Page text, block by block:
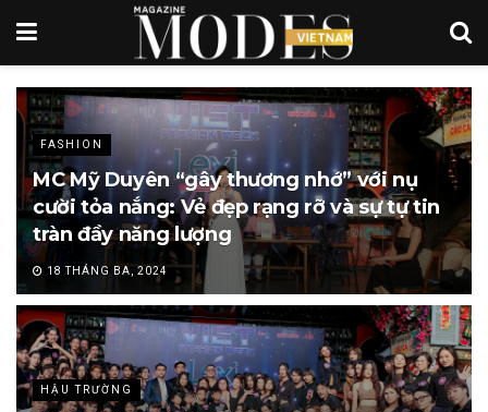
FASHION
MC Mỹ Duyên “gây thương nhớ” với nụ
cười tỏa nắng: Vẻ đẹp rạng rỡ và sự tự tin
tràn đầy năng lượng
18 THÁNG BA, 2024
HẬU TRƯỜNG